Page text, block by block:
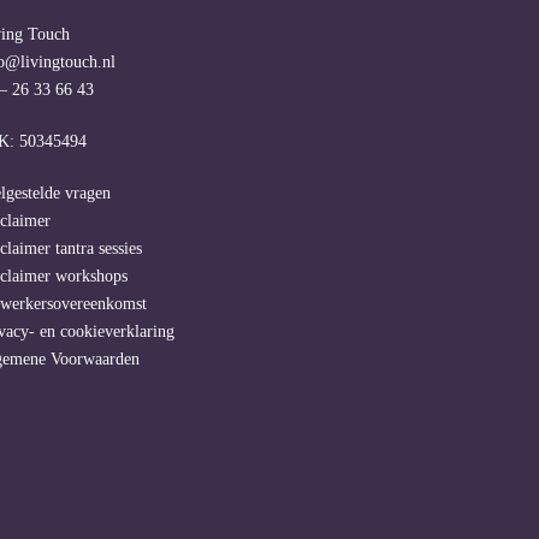
Touch
26 33 66 43
50345494
vragen
tantra sessies
workshops
en cookieverklaring
Voorwaarden